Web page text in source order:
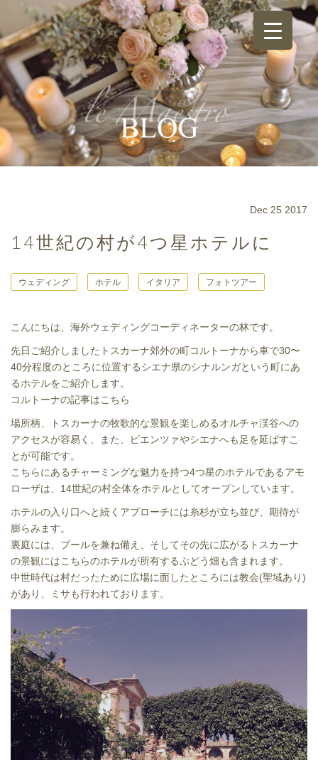
Dec 25 2017
14世紀の村が4つ星ホテルに
ウェディング ホテル イタリア フォトツアー
こんにちは、海外ウェディングコーディネーターの林です。
先日ご紹介しましたトスカーナ郊外の町コルトーナから車で30〜
40分程度のところに位置するシエナ県のシナルンガという町にあ
るホテルをご紹介します。
コルトーナの記事はこちら
場所柄、トスカーナの牧歌的な景観を楽しめるオルチャ渓谷への
アクセスが容易く、また、ピエンツァやシエナへも足を延ばすこ
とが可能です。
こちらにあるチャーミングな魅力を持つ4つ星のホテルであるアモ
ローザは、14世紀の村全体をホテルとしてオープンしています。
ホテルの入り口へと続くアプローチには糸杉が立ち並び、期待が
膨らみます。
裏庭には、プールを兼ね備え、そしてその先に広がるトスカーナ
の景観にはこちらのホテルが所有するぶどう畑も含まれます。
中世時代は村だったために広場に面したところには教会(聖域あり)
があり、ミサも行われております。